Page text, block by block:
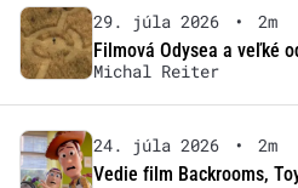
29. júla 2026 •
2m
Filmová Odysea a veľké
Michal Reiter
24. júla 2026 •
2m
Vedie film Backrooms,